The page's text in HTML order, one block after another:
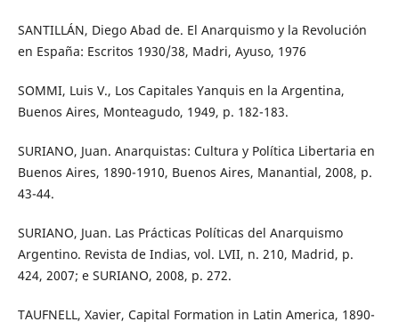
SANTILLÁN, Diego Abad de. El Anarquismo y la Revolución
en España: Escritos 1930/38, Madri, Ayuso, 1976
SOMMI, Luis V., Los Capitales Yanquis en la Argentina,
Buenos Aires, Monteagudo, 1949, p. 182-183.
SURIANO, Juan. Anarquistas: Cultura y Política Libertaria en
Buenos Aires, 1890-1910, Buenos Aires, Manantial, 2008, p.
43-44.
SURIANO, Juan. Las Prácticas Políticas del Anarquismo
Argentino. Revista de Indias, vol. LVII, n. 210, Madrid, p.
424, 2007; e SURIANO, 2008, p. 272.
TAUFNELL, Xavier, Capital Formation in Latin America, 1890-